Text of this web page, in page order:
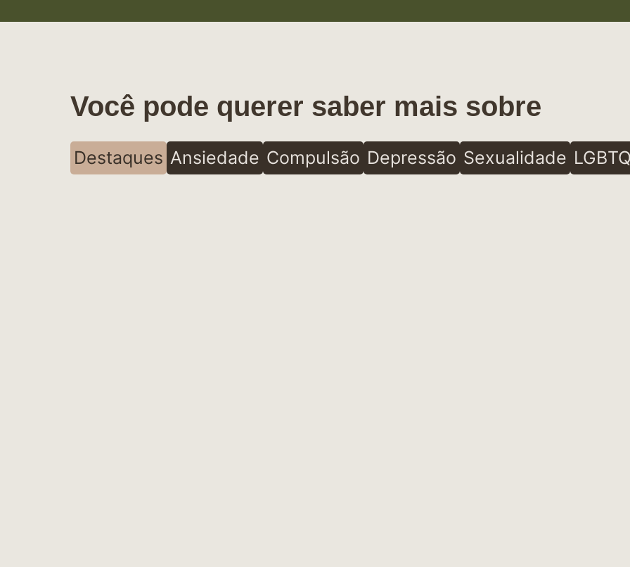
Você pode querer saber mais sobre
Destaques Ansiedade Compulsão Depressão Sexualidade